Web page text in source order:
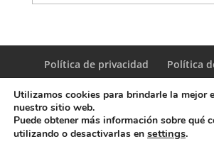
de
Política de privacidad Política
Utilizamos cookies para brindarle la mejor
nuestro sitio web.
Puede obtener más información sobre qué
utilizando o desactivarlas en settings.